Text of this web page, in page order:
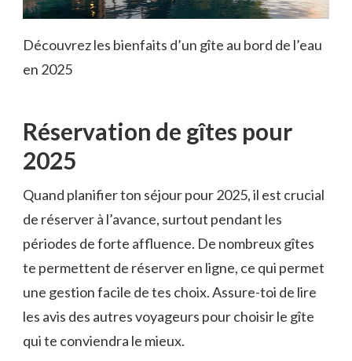
Découvrez les bienfaits d’un gîte au bord de l’eau
en 2025
Réservation de gîtes pour
2025
Quand planifier ton séjour pour 2025, il est crucial
de réserver à l’avance, surtout pendant les
périodes de forte affluence. De nombreux gîtes
te permettent de réserver en ligne, ce qui permet
une gestion facile de tes choix. Assure-toi de lire
les avis des autres voyageurs pour choisir le gîte
qui te conviendra le mieux.